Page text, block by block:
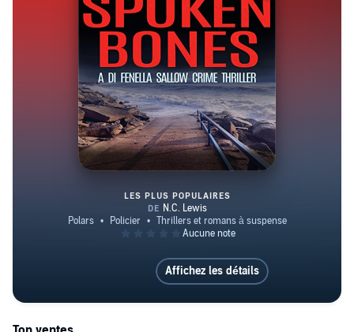
Spoken Bones
LES PLUS POPULAIRES
Affichez les détails